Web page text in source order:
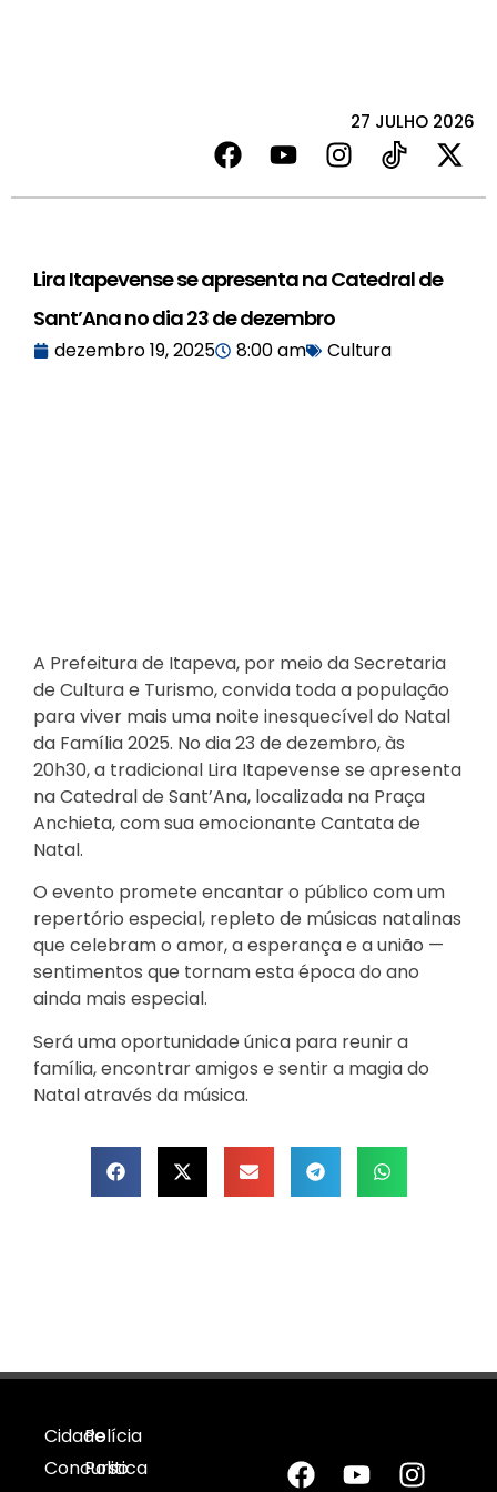
27 JULHO 2026
Lira Itapevense se apresenta na Catedral de
Sant’Ana no dia 23 de dezembro
dezembro 19, 2025 8:00 am Cultura
A Prefeitura de Itapeva, por meio da Secretaria
de Cultura e Turismo, convida toda a população
para viver mais uma noite inesquecível do Natal
da Família 2025. No dia 23 de dezembro, às
20h30, a tradicional Lira Itapevense se apresenta
na Catedral de Sant’Ana, localizada na Praça
Anchieta, com sua emocionante Cantata de
Natal.
O evento promete encantar o público com um
repertório especial, repleto de músicas natalinas
que celebram o amor, a esperança e a união —
sentimentos que tornam esta época do ano
ainda mais especial.
Será uma oportunidade única para reunir a
família, encontrar amigos e sentir a magia do
Natal através da música.
Cidade
Concurso
Polícia
Politica